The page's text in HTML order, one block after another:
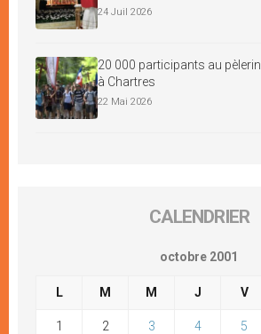
24 Juil 2026
20 000 participants au
à Chartres
22 Mai 2026
CALENDRIER
octobre 2001
L M M J V
1 2 3 4 5